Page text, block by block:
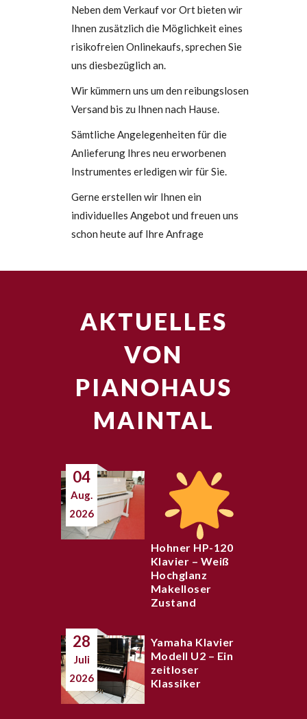
Neben dem Verkauf vor Ort bieten wir
Ihnen zusätzlich die Möglichkeit eines
risikofreien Onlinekaufs, sprechen Sie
uns diesbezüglich an.
Wir kümmern uns um den reibungslosen
Versand bis zu Ihnen nach Hause.
Sämtliche Angelegenheiten für die
Anlieferung Ihres neu erworbenen
Instrumentes erledigen wir für Sie.
Gerne erstellen wir Ihnen ein
individuelles Angebot und freuen uns
schon heute auf Ihre Anfrage
AKTUELLES
VON
PIANOHAUS
MAINTAL
04
Aug.
2026
Hohner HP-120
Klavier – Weiß
Hochglanz
Makelloser
Zustand
28
Juli
2026
Yamaha Klavier
Modell U2 – Ein
zeitloser
Klassiker